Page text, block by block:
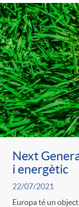
Next
i energètic
22/07/2021
Europa té un